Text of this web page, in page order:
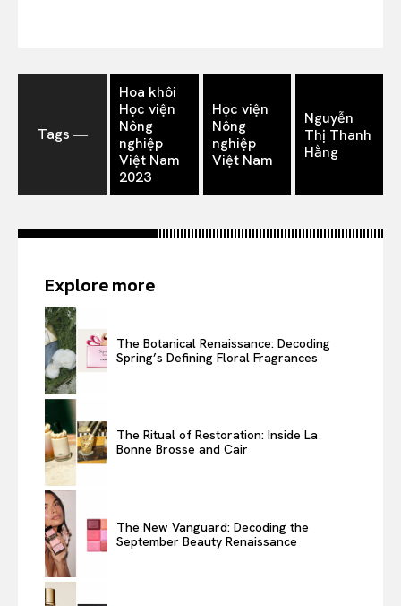
Tags ―
Hoa khôi
Học viện
Nông
nghiệp
Việt Nam
2023
Học viện
Nông
nghiệp
Việt Nam
Nguyễn
Thị Thanh
Hằng
Explore more
The Botanical Renaissance: Decoding
Spring’s Defining Floral Fragrances
The Ritual of Restoration: Inside La
Bonne Brosse and Cair
The New Vanguard: Decoding the
September Beauty Renaissance